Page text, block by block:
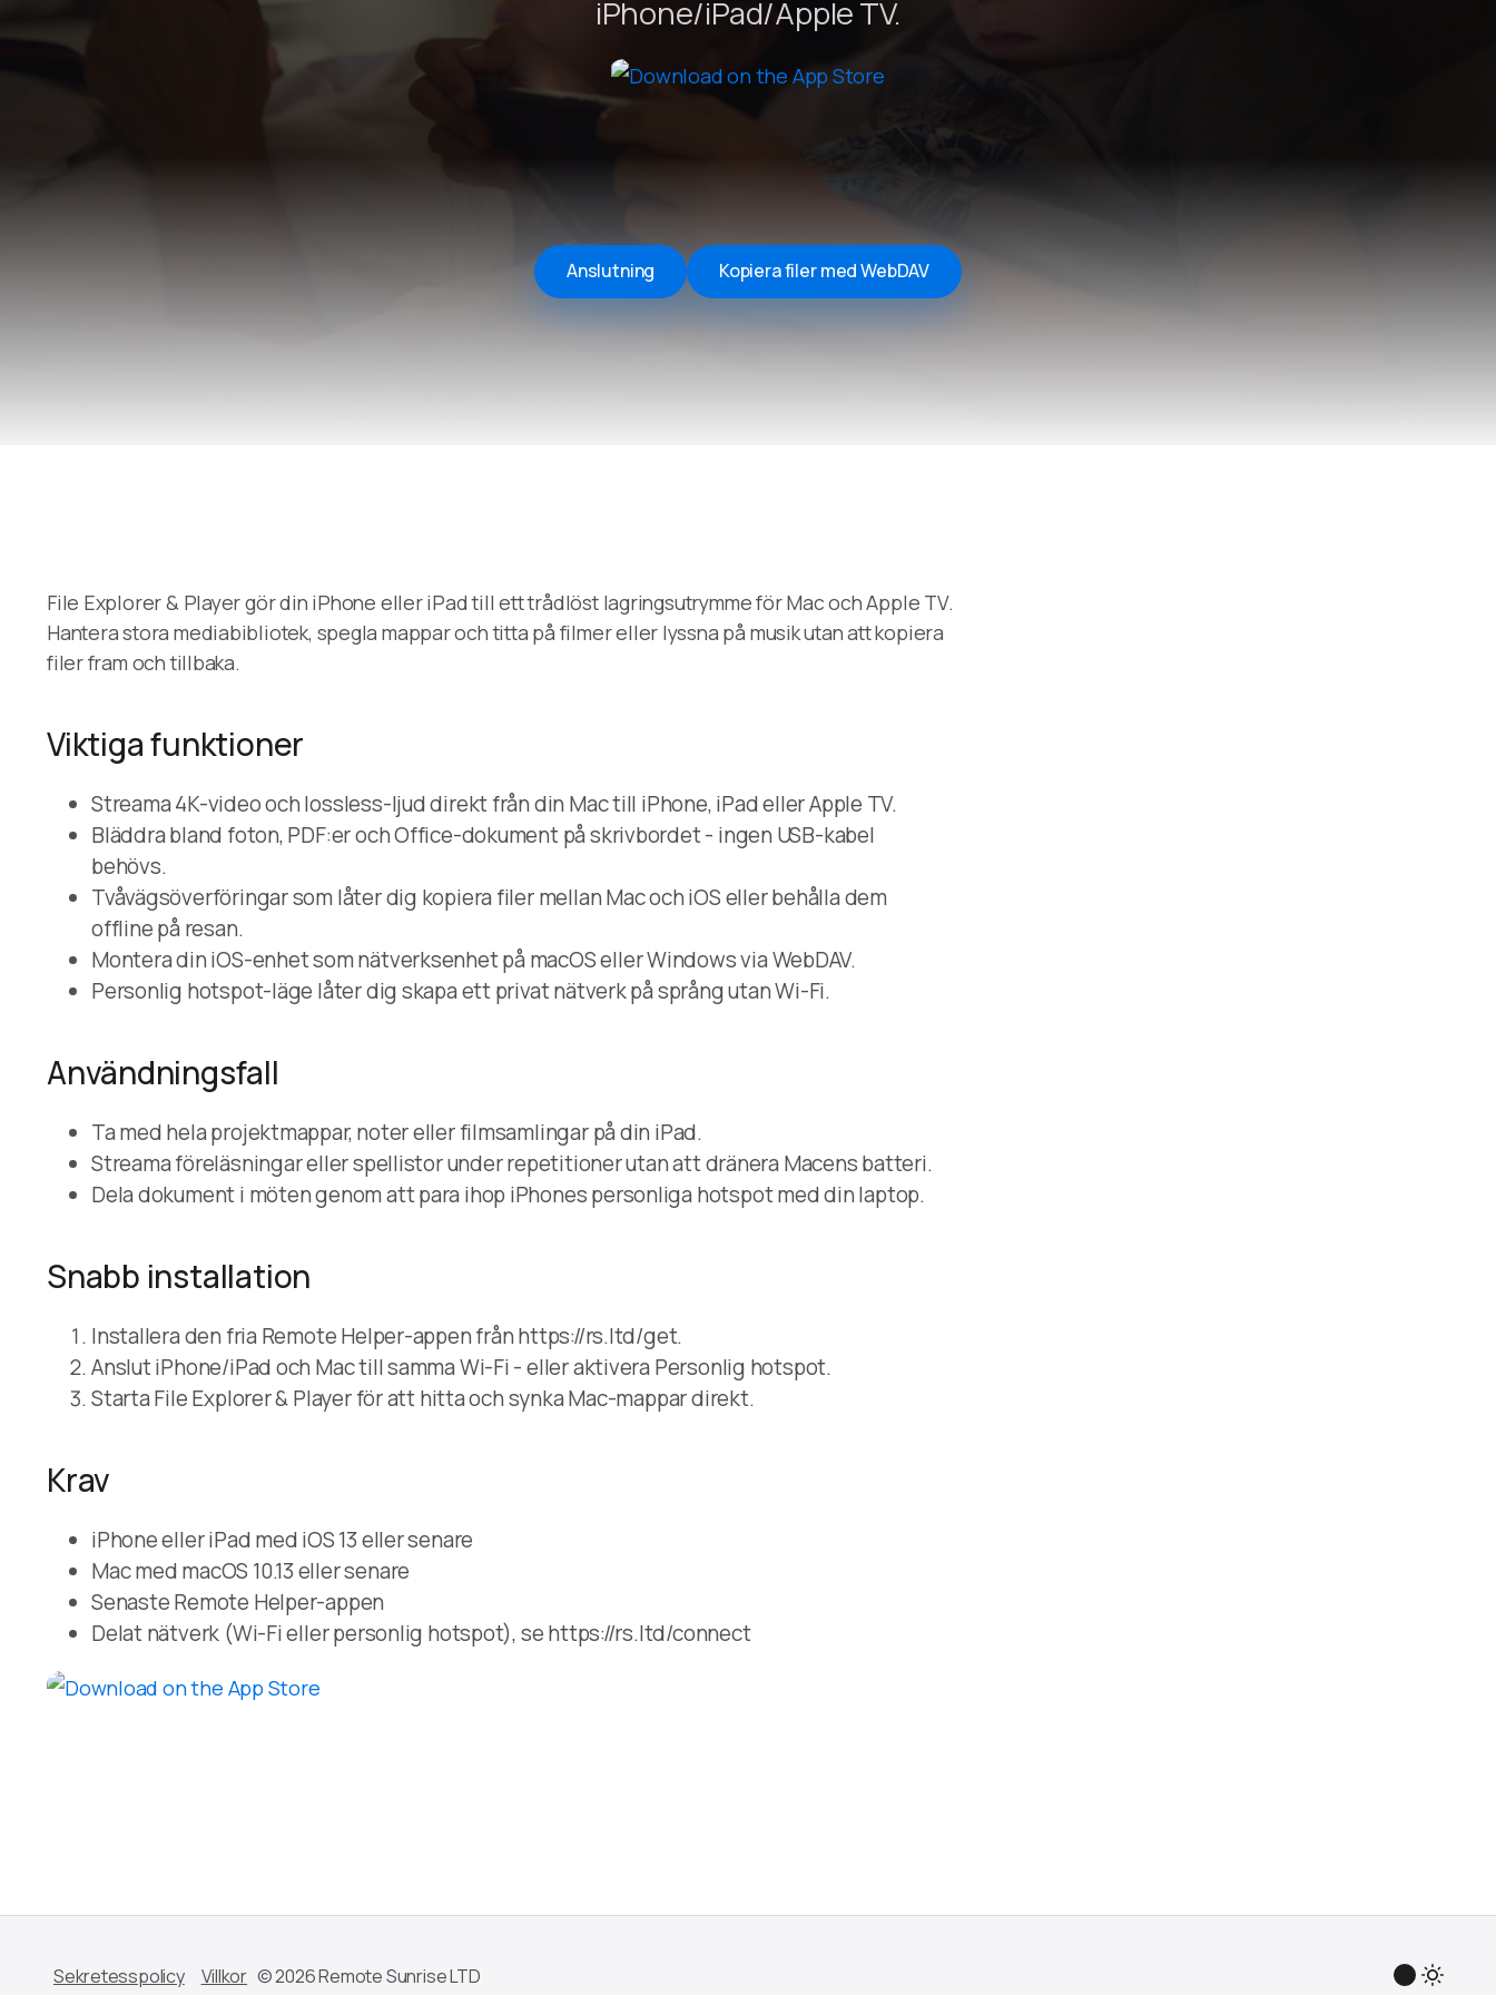
Remote Helper
Remote Control for TV
iPhone/iPad/Apple TV.
Anslutning Kopiera filer med WebDAV
File Explorer & Player gör din iPhone eller iPad till ett trådlöst lagringsutrymme för Mac och Apple TV.
Hantera stora mediabibliotek, spegla mappar och titta på filmer eller lyssna på musik utan att kopiera
filer fram och tillbaka.
Viktiga funktioner
Streama 4K-video och lossless-ljud direkt från din Mac till iPhone, iPad eller Apple TV.
Bläddra bland foton, PDF:er och Office-dokument på skrivbordet - ingen USB-kabel
behövs.
Tvåvägsöverföringar som låter dig kopiera filer mellan Mac och iOS eller behålla dem
offline på resan.
Montera din iOS-enhet som nätverksenhet på macOS eller Windows via WebDAV.
Personlig hotspot-läge låter dig skapa ett privat nätverk på språng utan Wi-Fi.
Användningsfall
Ta med hela projektmappar, noter eller filmsamlingar på din iPad.
Streama föreläsningar eller spellistor under repetitioner utan att dränera Macens batteri.
Dela dokument i möten genom att para ihop iPhones personliga hotspot med din laptop.
Snabb installation
Installera den fria Remote Helper-appen från https://rs.ltd/get.
Anslut iPhone/iPad och Mac till samma Wi-Fi - eller aktivera Personlig hotspot.
Starta File Explorer & Player för att hitta och synka Mac-mappar direkt.
Krav
iPhone eller iPad med iOS 13 eller senare
Mac med macOS 10.13 eller senare
Senaste Remote Helper-appen
Delat nätverk (Wi-Fi eller personlig hotspot), se https://rs.ltd/connect
Sekretesspolicy Villkor © 2026 Remote Sunrise LTD